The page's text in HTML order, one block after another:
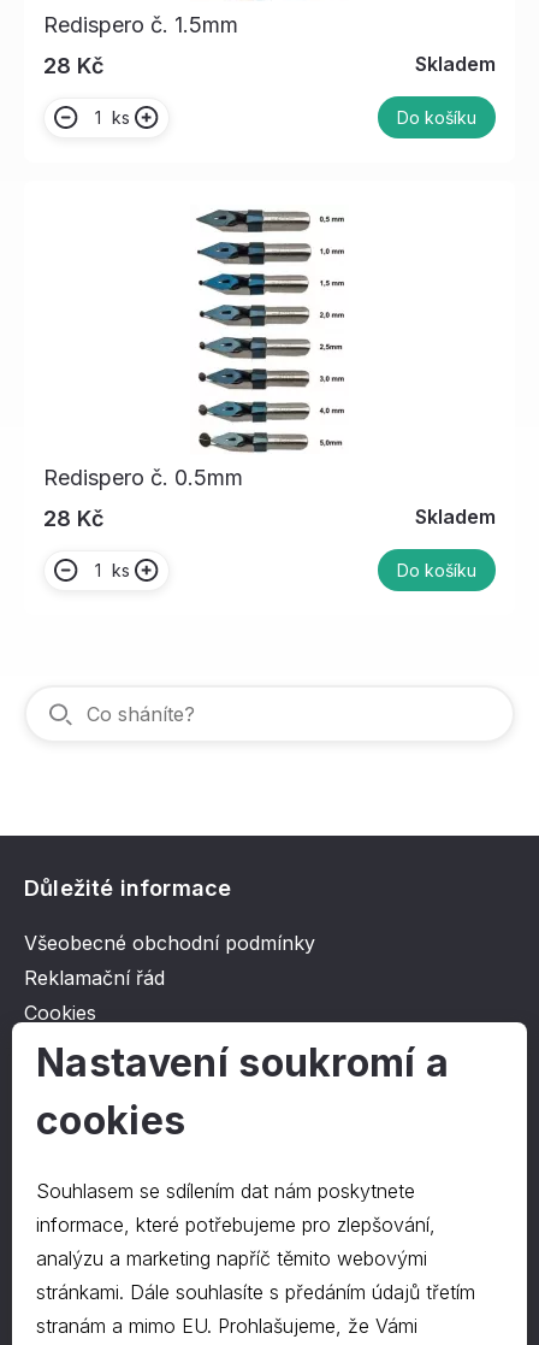
Redispero č. 1.5mm
28 Kč
Skladem
ks Do košíku
Redispero č. 0.5mm
28 Kč
Skladem
ks Do košíku
Důležité informace
Všeobecné obchodní podmínky
Reklamační řád
Cookies
Ochrana osobních údajů
O společnosti
Kontakt
O nás
Kontakty
Nastavení soukromí a
cookies
Souhlasem se sdílením dat nám poskytnete
informace, které potřebujeme pro zlepšování,
analýzu a marketing napříč těmito webovými
stránkami. Dále souhlasíte s předáním údajů třetím
stranám a mimo EU. Prohlašujeme, že Vámi